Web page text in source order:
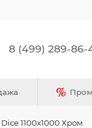
8 (499) 289-86-
1100x1000 Хром